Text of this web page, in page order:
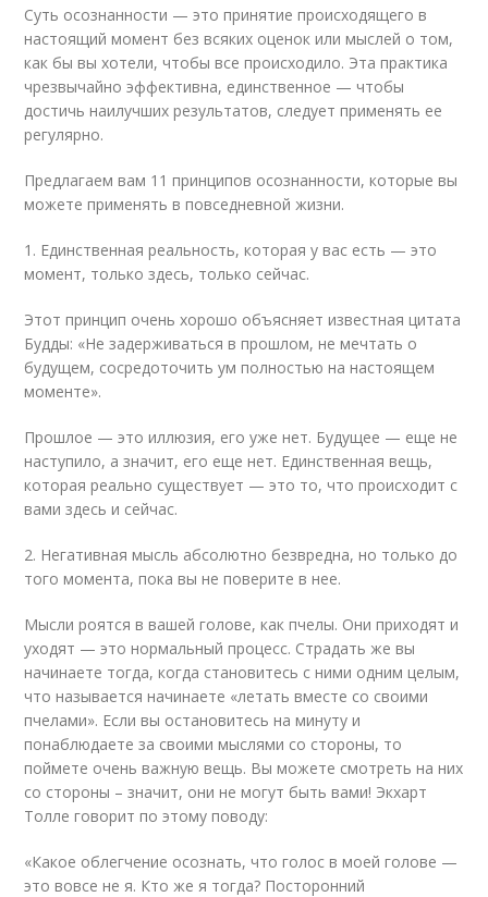
Суть осознанности — это принятие происходящего в
настоящий момент без всяких оценок или мыслей о том,
как бы вы хотели, чтобы все происходило. Эта практика
чрезвычайно эффективна, единственное — чтобы
достичь наилучших результатов, следует применять ее
регулярно.
Предлагаем вам 11 принципов осознанности, которые вы
можете применять в повседневной жизни.
1. Единственная реальность, которая у вас есть — это
момент, только здесь, только сейчас.
Этот принцип очень хорошо объясняет известная цитата
Будды: «Не задерживаться в прошлом, не мечтать о
будущем, сосредоточить ум полностью на настоящем
моменте».
Прошлое — это иллюзия, его уже нет. Будущее — еще не
наступило, а значит, его еще нет. Единственная вещь,
которая реально существует — это то, что происходит с
вами здесь и сейчас.
2. Негативная мысль абсолютно безвредна, но только до
того момента, пока вы не поверите в нее.
Мысли роятся в вашей голове, как пчелы. Они приходят и
уходят — это нормальный процесс. Страдать же вы
начинаете тогда, когда становитесь с ними одним целым,
что называется начинаете «летать вместе со своими
пчелами». Если вы остановитесь на минуту и
понаблюдаете за своими мыслями со стороны, то
поймете очень важную вещь. Вы можете смотреть на них
со стороны – значит, они не могут быть вами! Экхарт
Толле говорит по этому поводу:
«Какое облегчение осознать, что голос в моей голове —
это вовсе не я. Кто же я тогда? Посторонний